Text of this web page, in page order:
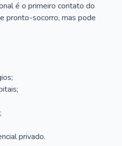
é o primeiro contato do
pronto-socorro, mas pode
privado.